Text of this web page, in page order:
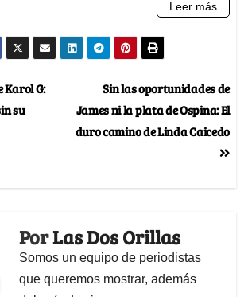
Sin las oportunidades de
James ni la plata de Ospina: El
duro camino de Linda Caicedo
G:
su
PorLas Dos Orillas
Somos un equipo de periodistas
que queremos mostrar, además